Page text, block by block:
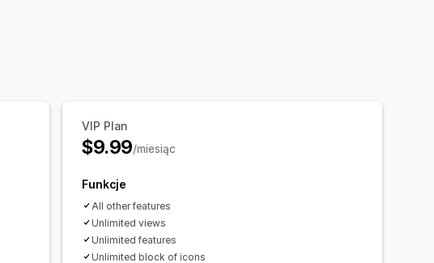
Przesyłanie pliku
mobilnych Dla konkretnego urządzenia
Pasek ogłoszeń
koszyka Strona realizacji zakupu
Sekcja główna Strona główna
VIP Plan
$9.99/miesiąc
Funkcje
All other features
Unlimited views
Unlimited features
Unlimited block of icons